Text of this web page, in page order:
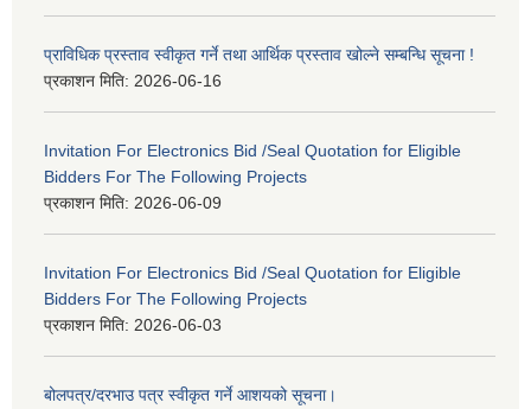
प्राविधिक प्रस्ताव स्वीकृत गर्ने तथा आर्थिक प्रस्ताव खोल्ने सम्बन्धि सूचना !
प्रकाशन मिति: 2026-06-16
Invitation For Electronics Bid /Seal Quotation for Eligible
Bidders For The Following Projects
प्रकाशन मिति: 2026-06-09
Invitation For Electronics Bid /Seal Quotation for Eligible
Bidders For The Following Projects
प्रकाशन मिति: 2026-06-03
बोलपत्र/दरभाउ पत्र स्वीकृत गर्ने आशयको सूचना।